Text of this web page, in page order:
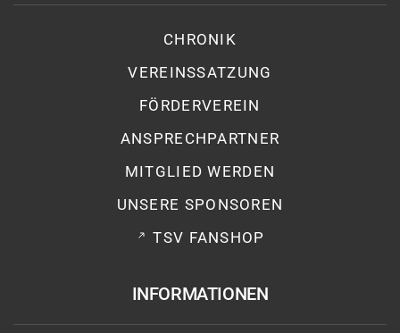
CHRONIK
VEREINSSATZUNG
FÖRDERVEREIN
ANSPRECHPARTNER
MITGLIED WERDEN
UNSERE SPONSOREN
TSV FANSHOP
INFORMATIONEN